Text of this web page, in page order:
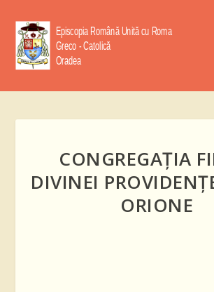
CONGREGAŢIA
DIVINEI
ORIONE